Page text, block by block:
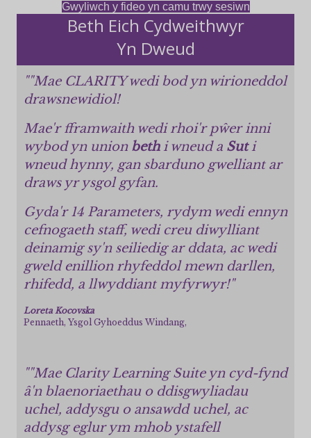
Gwyliwch y fideo yn camu trwy sesiwn
Beth Eich Cydweithwyr
Yn Dweud
""Mae CLARITY wedi bod yn wirioneddol
drawsnewidiol!
Mae'r fframwaith wedi rhoi'r pŵer inni
wybod yn union bethi wneud a Suti
wneud hynny, gan sbarduno gwelliant ar
draws yr ysgol gyfan.
Gyda'r 14 Parameters, rydym wedi ennyn
cefnogaeth staff, wedi creu diwylliant
deinamig sy'n seiliedig ar ddata, ac wedi
gweld enillion rhyfeddol mewn darllen,
rhifedd, a llwyddiant myfyrwyr!"
Loreta Kocovska
Pennaeth, Ysgol Gyhoeddus Windang,
""Mae Clarity Learning Suite yn cyd-fynd
â'n blaenoriaethau o ddisgwyliadau
uchel, addysgu o ansawdd uchel, ac
addysg eglur ym mhob ystafell